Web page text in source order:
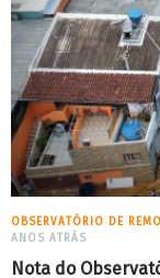
OBSERVATÓRIO DE
ANOS ATRÁS
Nota do